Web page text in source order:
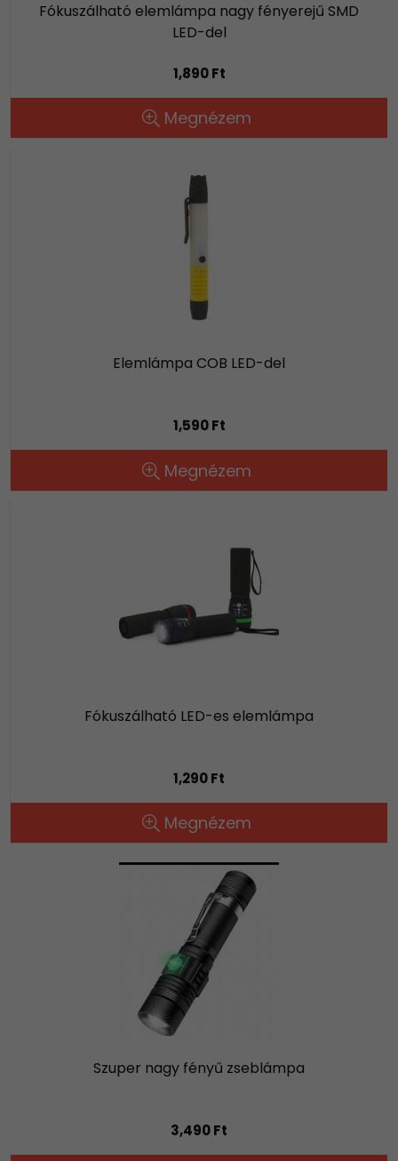
Fókuszálható elemlámpa nagy fényerejű SMD
LED-del
1,890 Ft
Megnézem
Elemlámpa COB LED-del
1,590 Ft
Megnézem
Fókuszálható LED-es elemlámpa
1,290 Ft
Megnézem
Szuper nagy fényű zseblámpa
3,490 Ft